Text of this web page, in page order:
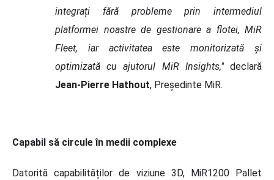
integrați fără probleme prin intermediul
platformei noastre de gestionare a flotei, MiR
Fleet, iar activitatea este monitorizată și
optimizată cu ajutorul MiR Insights," declară
Jean-Pierre Hathout, Președinte MiR.
Capabil să circule în medii complexe
Datorită capabilităților de viziune 3D, MiR1200 Pallet